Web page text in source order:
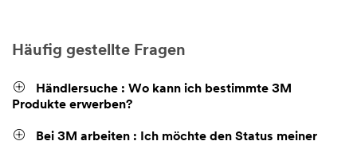
Häufig gestellte Fragen
Händlersuche : Wo kann ich bestimmte 3M
Produkte erwerben?
Bei 3M arbeiten : Ich möchte den Status meiner